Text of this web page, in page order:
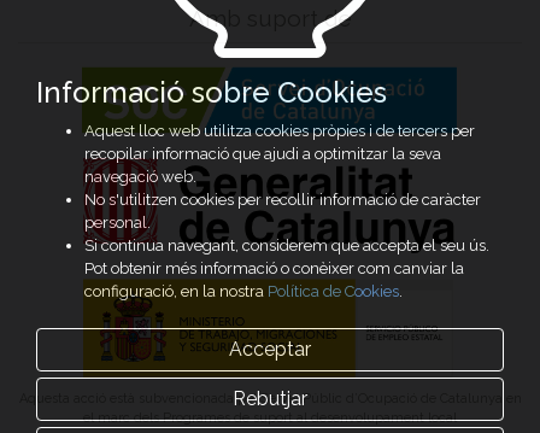
Amb suport de
Aquesta acció està subvencionada pel Servei Públic d’Ocupació de Catalunya en
el marc dels Programes de suport al desenvolupament local
Informació sobre Cookies
Aquest lloc web utilitza cookies pròpies i de tercers per
recopilar informació que ajudi a optimitzar la seva
navegació web.
No s'utilitzen cookies per recollir informació de caràcter
personal.
Si continua navegant, considerem que accepta el seu ús.
Pot obtenir més informació o conèixer com canviar la
configuració, en la nostra Política de Cookies.
Acceptar
Rebutjar